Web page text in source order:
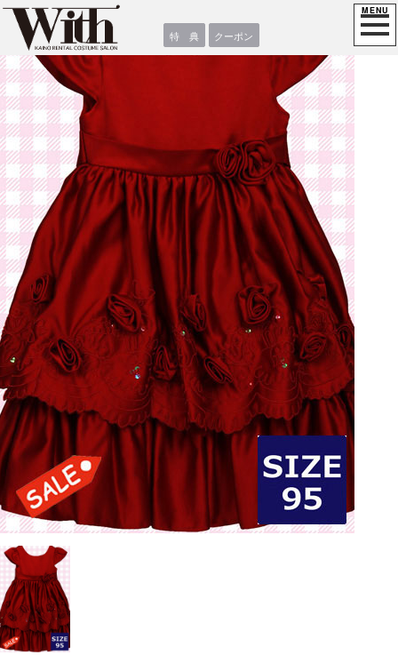
特 典 クーポン